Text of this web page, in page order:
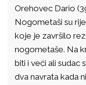
Orehovec Dario
Nogometaši su
koje je završilo
nogometaše. Na
biti i veći ali sudac
dva navrata kada